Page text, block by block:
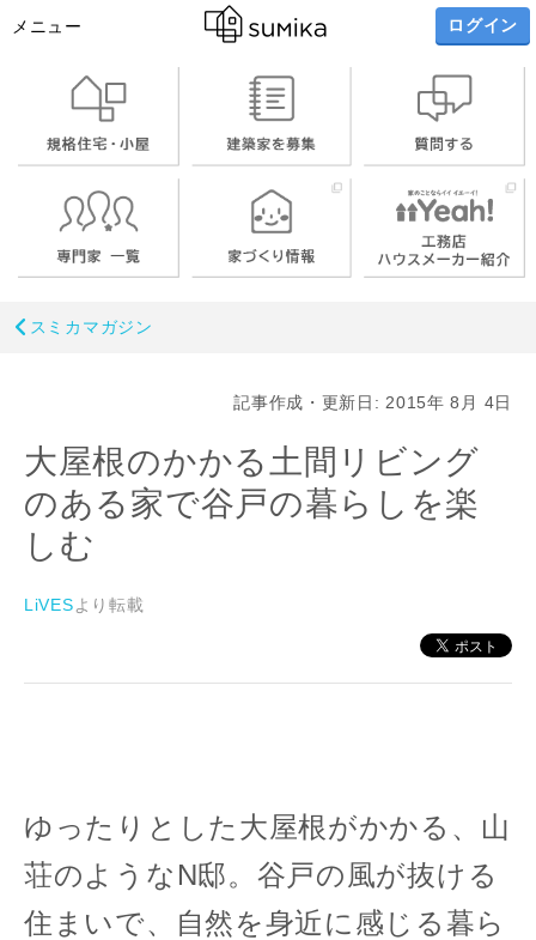
メニュー ログイン
スミカマガジン
記事作成・更新日: 2015年 8月 4日
大屋根のかかる土間リビング
のある家で谷戸の暮らしを楽
しむ
LiVESより転載
ゆったりとした大屋根がかかる、 山
荘のようなN邸。谷戸の風が抜ける
住まいで、
自然を身近に感じる暮ら